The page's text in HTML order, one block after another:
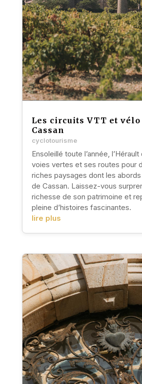
Les circuits VTT et vélo
Cassan
cyclotourisme
Ensoleillé toute l’année,
voies vertes et ses routes pour
riches paysages dont les
de Cassan. Laissez-vous
richesse de son patrimoine et
pleine d’histoires fascinantes.
lire plus